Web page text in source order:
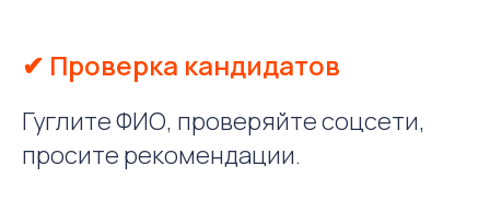
✔ Проверка кандидатов
Гуглите ФИО, проверяйте соцсети,
просите рекомендации.